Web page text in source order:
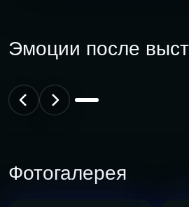
Эмоции после
Фотогалерея